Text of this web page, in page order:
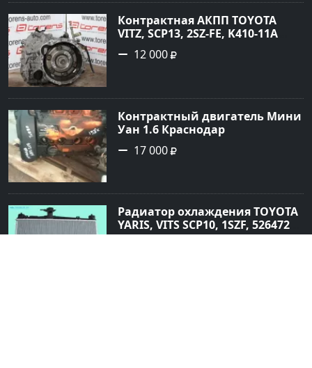
Контрактная АКПП TOYOTA
VITZ, SCP13, 2SZ-FE, K410-11A
Ростов
12 000
Контрактный двигатель Мини
Уан 1.6 Краснодар
17 000
Радиатор охлаждения TOYOTA
YARIS, VITS SCP10, 1SZF, 5264720
Краснодар